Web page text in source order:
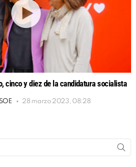
cinco y diez de la candidatura socialista
28 marzo 2023, 08:28